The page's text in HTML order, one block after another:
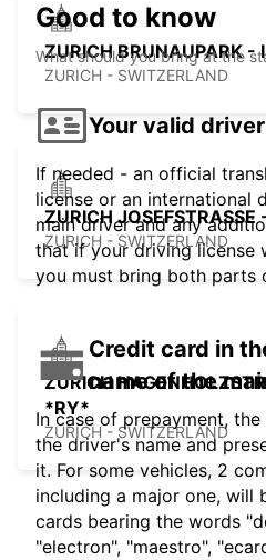
ZURICH BRUNAUPARK -
ZURICH - SWITZERLAND
ZURICH
ZURICH - SWITZERLAND
ZURICH
*RY*
ZURICH - SWITZERLAND
Good to know
What should you bring at the
Your valid
If needed - an official
license or an international
main driver and any
that if your driving license
you must bring both parts
Credit card in
name of the
In case of prepayment,
the driver's name and
it. For some vehicles, 2
including a major one, will
cards bearing the words
"electron", "maestro",